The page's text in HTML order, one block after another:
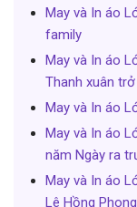
May và In áo
family
May và In áo
Thanh xuân trở
May và In áo
May và In áo
năm Ngày ra
May và In áo
Lê Hồng